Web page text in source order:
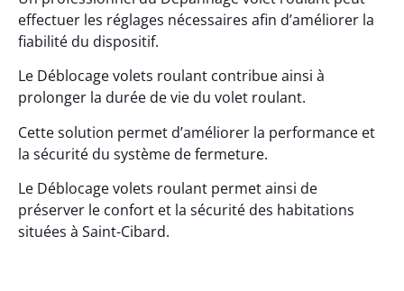
effectuer les réglages nécessaires afin d’améliorer la
fiabilité du dispositif.
Le Déblocage volets roulant contribue ainsi à
prolonger la durée de vie du volet roulant.
Cette solution permet d’améliorer la performance et
la sécurité du système de fermeture.
Le Déblocage volets roulant permet ainsi de
préserver le confort et la sécurité des habitations
situées à Saint-Cibard.